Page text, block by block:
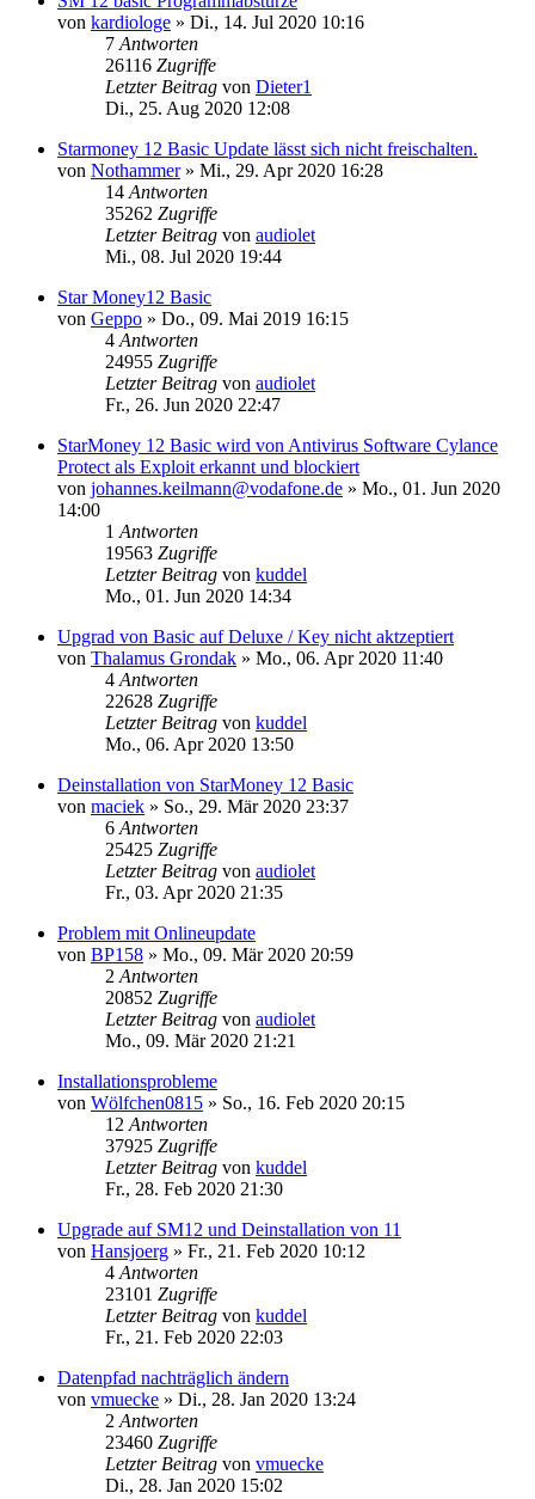
von kardiologe » Di., 14. Jul 2020 10:16
7 Antworten
26116 Zugriffe
Letzter Beitrag von Dieter1
Di., 25. Aug 2020 12:08
Starmoney 12 Basic Update lässt sich nicht freischalten.
von Nothammer» Mi., 29. Apr 2020 16:28
14 Antworten
35262 Zugriffe
Letzter Beitrag von audiolet
Mi., 08. Jul 2020 19:44
Star Money12 Basic
von Geppo » Do., 09. Mai 2019 16:15
4 Antworten
24955 Zugriffe
Letzter Beitrag von audiolet
Fr., 26. Jun 2020 22:47
StarMoney 12 Basic wird von Antivirus Software Cylance
Protect als Exploit erkannt und blockiert
von johannes.keilmann@vodafone.de » Mo., 01. Jun 2020
14:00
1 Antworten
19563 Zugriffe
Letzter Beitrag von kuddel
Mo., 01. Jun 2020 14:34
Upgrad von Basic auf Deluxe / Key nicht aktzeptiert
von Thalamus Grondak » Mo., 06. Apr 2020 11:40
4 Antworten
22628 Zugriffe
Letzter Beitrag von kuddel
Mo., 06. Apr 2020 13:50
Deinstallation von StarMoney 12 Basic
von maciek » So., 29. Mär 2020 23:37
6 Antworten
25425 Zugriffe
Letzter Beitrag von audiolet
Fr., 03. Apr 2020 21:35
Problem mit Onlineupdate
von BP158 » Mo., 09. Mär 2020 20:59
2 Antworten
20852 Zugriffe
Letzter Beitrag von audiolet
Mo., 09. Mär 2020 21:21
Installationsprobleme
von Wölfchen0815 » So., 16. Feb 2020 20:15
12 Antworten
37925 Zugriffe
Letzter Beitrag von kuddel
Fr., 28. Feb 2020 21:30
Upgrade auf SM12 und Deinstallation von 11
von Hansjoerg » Fr., 21. Feb 2020 10:12
4 Antworten
23101 Zugriffe
Letzter Beitrag von kuddel
Fr., 21. Feb 2020 22:03
Datenpfad nachträglich ändern
von vmuecke » Di., 28. Jan 2020 13:24
2 Antworten
23460 Zugriffe
Letzter Beitrag von vmuecke
Di., 28. Jan 2020 15:02